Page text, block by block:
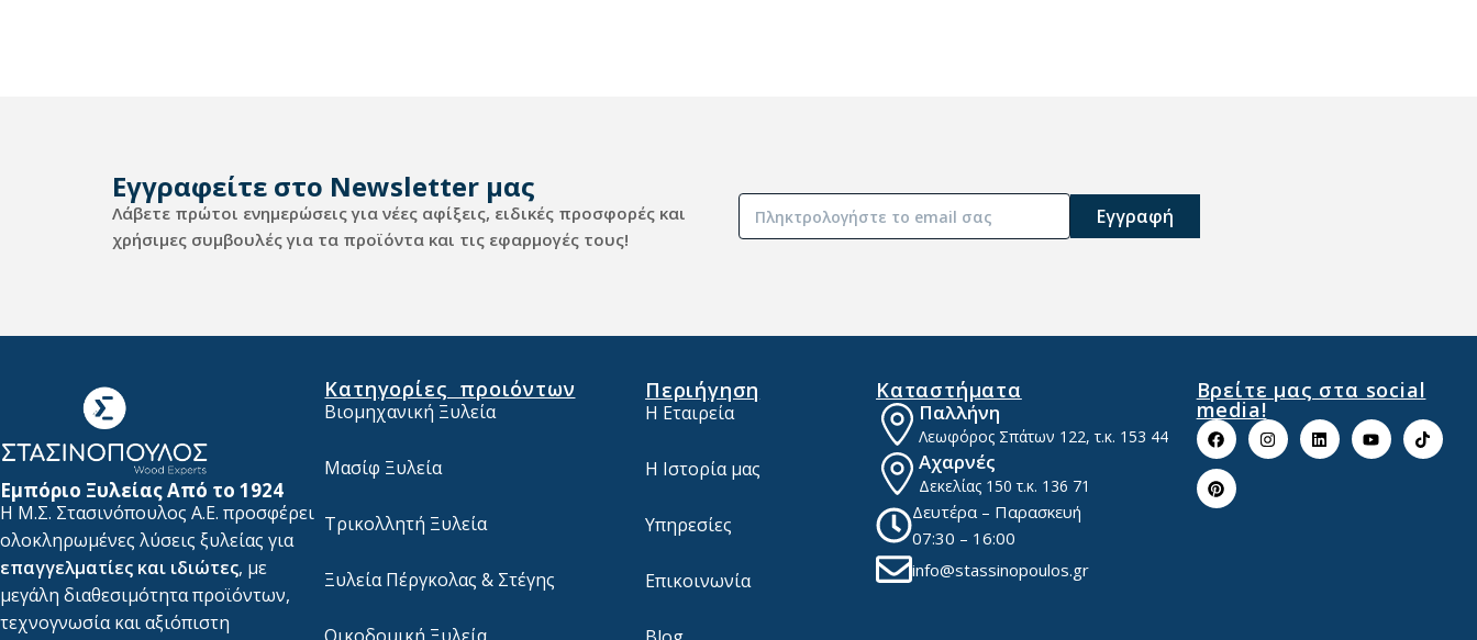
Εγγραφείτε στο Newsletter μας
Λάβετε πρώτοι ενημερώσεις για νέες αφίξεις, ειδικές προσφορές και
χρήσιμες συμβουλές για τα προϊόντα και τις εφαρμογές τους!
Εμπόριο Ξυλείας Από το 1924
Η Μ.Σ. Στασινόπουλος Α.Ε. προσφέρει
ολοκληρωμένες λύσεις ξυλείας για
επαγγελματίες και ιδιώτες, με
μεγάλη διαθεσιμότητα προϊόντων,
τεχνογνωσία και αξιόπιστη
Κατηγορίες προιόντων
Βιομηχανική Ξυλεία
Μασίφ Ξυλεία
Τρικολλητή Ξυλεία
Ξυλεία Πέργκολας & Στέγης
Περιήγηση
Η Εταιρεία
Η Ιστορία μας
Υπηρεσίες
Επικοινωνία
Καταστήματα
Παλλήνη
Λεωφόρος Σπάτων 122, τ.κ. 153 44
Αχαρνές
Δεκελίας 150 τ.κ. 136 71
Δευτέρα – Παρασκευή
07:30 – 16:00
info@stassinopoulos.gr
Βρείτε μας στα social
media!